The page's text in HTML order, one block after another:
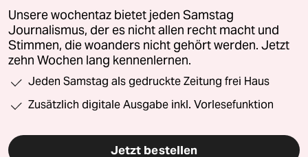
Unsere wochentaz bietet jeden Samstag
Journalismus, der es nicht allen recht macht und
Stimmen, die woanders nicht gehört werden. Jetzt
zehn Wochen lang kennenlernen.
Jeden Samstag als gedruckte Zeitung frei Haus
Zusätzlich digitale Ausgabe inkl. Vorlesefunktion
Jetzt bestellen